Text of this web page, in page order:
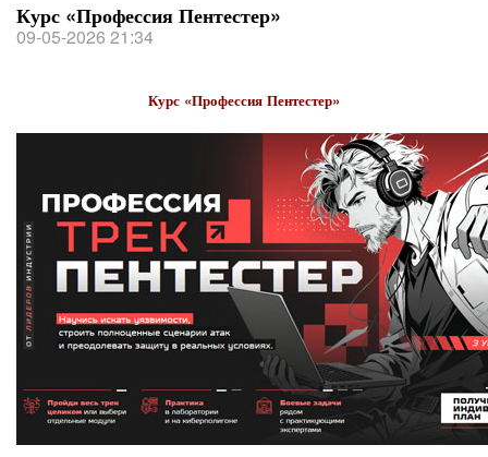
Курс «Профессия Пентестер»
09-05-2026 21:34
Курс «Профессия Пентестер»